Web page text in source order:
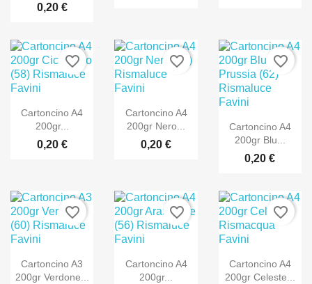
0,20 €
Cartoncino A4
200gr...
0,20 €
favorite_border
Cartoncino A4
200gr Nero...
0,20 €
favorite_border
Cartoncino A4
200gr Blu...
0,20 €
favorite_border
Cartoncino A3
200gr Verdone...
favorite_border
Cartoncino A4
200gr...
favorite_border
Cartoncino A4
200gr Celeste...
favorite_border